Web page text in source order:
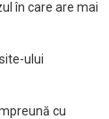
în care are mai
ului
cu